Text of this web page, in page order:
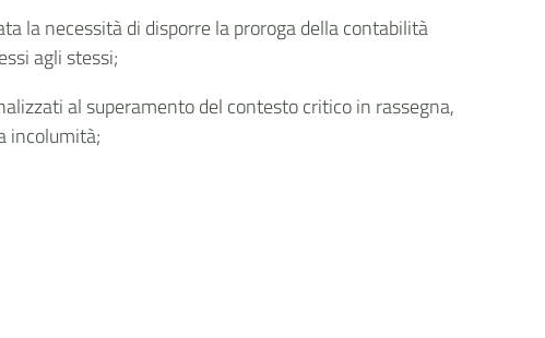
la necessità di disporre la proroga della contabilità
agli stessi;
al superamento del contesto critico in rassegna,
incolumità;